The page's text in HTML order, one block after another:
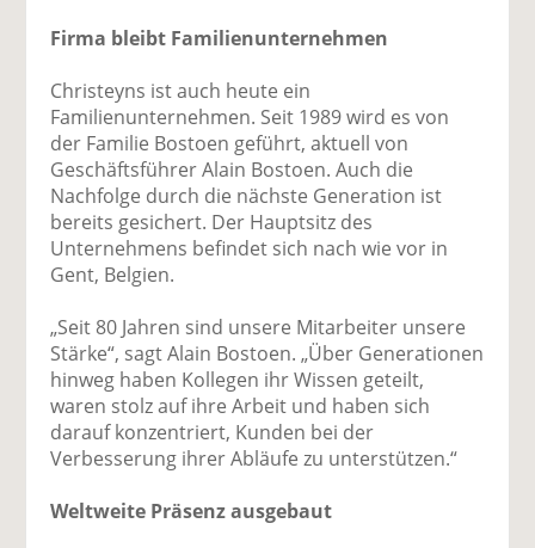
Firma bleibt Familienunternehmen
Christeyns ist auch heute ein
Familienunternehmen. Seit 1989 wird es von
der Familie Bostoen geführt, aktuell von
Geschäftsführer Alain Bostoen. Auch die
Nachfolge durch die nächste Generation ist
bereits gesichert. Der Hauptsitz des
Unternehmens befindet sich nach wie vor in
Gent, Belgien.
„Seit 80 Jahren sind unsere Mitarbeiter unsere
Stärke“, sagt Alain Bostoen. „Über Generationen
hinweg haben Kollegen ihr Wissen geteilt,
waren stolz auf ihre Arbeit und haben sich
darauf konzentriert, Kunden bei der
Verbesserung ihrer Abläufe zu unterstützen.“
Weltweite Präsenz ausgebaut